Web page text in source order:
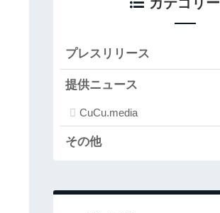
プレスリリース
提供ニュース
CuCu.media
その他